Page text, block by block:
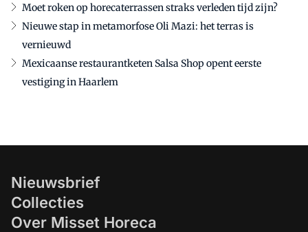
Moet roken op horecaterrassen straks verleden tijd zijn?
Nieuwe stap in metamorfose Oli Mazi: het terras is
vernieuwd
Mexicaanse restaurantketen Salsa Shop opent eerste
vestiging in Haarlem
Nieuwsbrief
Collecties
Over Misset Horeca